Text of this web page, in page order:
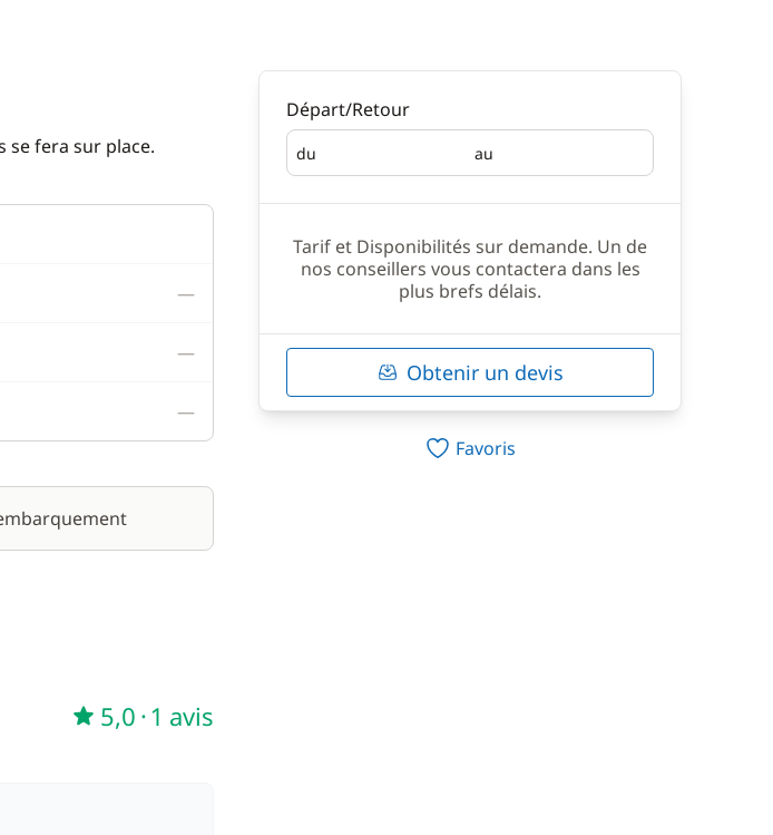
se fera sur place.
—
—
—
5,0 ·1 avis
Départ/Retour
du
Départ au
Retour
Tarif et Disponibilités sur demande. Un de
nos conseillers vous contactera dans les
plus brefs délais.
Obtenir un devis
Favoris